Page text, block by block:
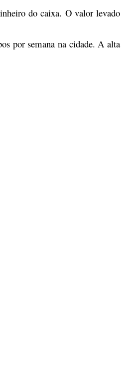
do caixa. O valor levado
por semana na cidade. A alta